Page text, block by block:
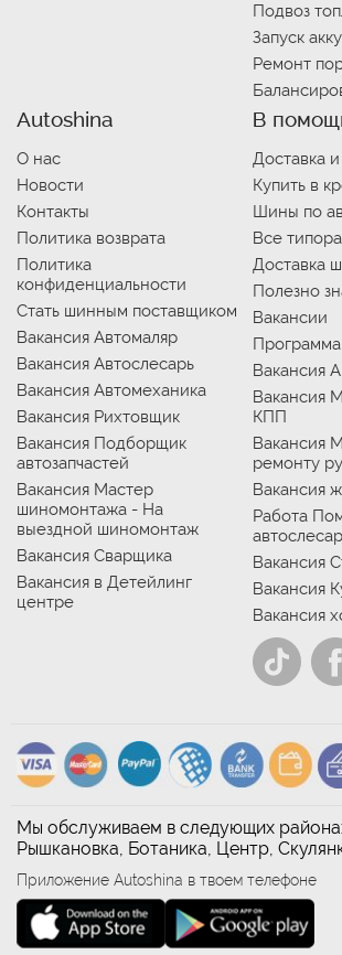
Подвоз
Запуск
Ремонт
Autoshina
О нас
Новости
Контакты
Политика возврата
Политика
конфиденциальности
Стать шинным поставщиком
Вакансия Автомаляр
Вакансия Автослесарь
Вакансия Автомеханика
Вакансия Рихтовщик
Вакансия Подборщик
автозапчастей
Вакансия Мастер
шиномонтажа - На
выездной шиномонтаж
Вакансия Сварщика
Вакансия в Детейлинг
центре
В
Доставка
Купить в
Шины по
Все
Доставка
Полезно
Вакансии
Программа
Вакансия
Вакансия
КПП
Вакансия
ремонту
Вакансия
Работа
Вакансия
Вакансия
Вакансия
Мы обслуживаем в следующих
Рышкановка, Ботаника, Центр,
Приложение Autoshina в твоем телефоне